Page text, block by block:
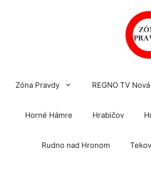
Zóna Pravdy REGNO TV
Horné Hámre Hrabičov
Rudno nad Hronom